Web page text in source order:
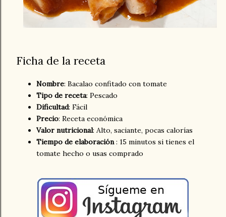
Ficha de la receta
Nombre: Bacalao confitado con tomate
Tipo de receta: Pescado
Dificultad: Fácil
Precio: Receta económica
Valor nutricional: Alto, saciante, pocas calorías
Tiempo de elaboración: 15 minutos si tienes el
tomate hecho o usas comprado